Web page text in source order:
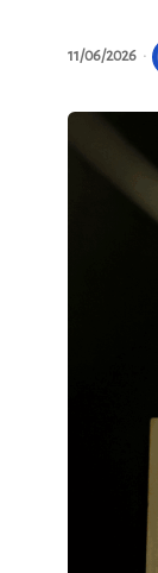
11/06/2026